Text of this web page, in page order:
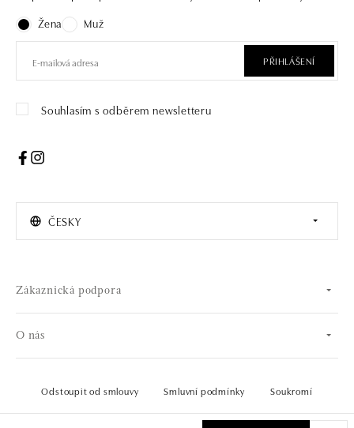
Žena
Muž
PŘIHLÁŠENÍ
Souhlasím s odběrem newsletteru
ČESKY
Zákaznická podpora
O nás
© 2026 OLA online s.r.o.. Všechna práva vyhrazena.
Odstoupit od smlouvy Smluvní podmínky Soukromí